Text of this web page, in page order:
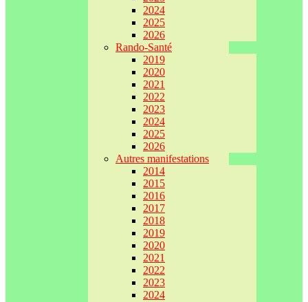
2024
2025
2026
Rando-Santé
2019
2020
2021
2022
2023
2024
2025
2026
Autres manifestations
2014
2015
2016
2017
2018
2019
2020
2021
2022
2023
2024